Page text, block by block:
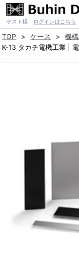
ゲスト様 ログインはこちら
TOP ケース
機
K-13 タカチ電機工業 |